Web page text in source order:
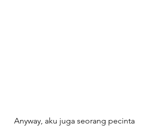
Anyway, aku juga seorang pecinta